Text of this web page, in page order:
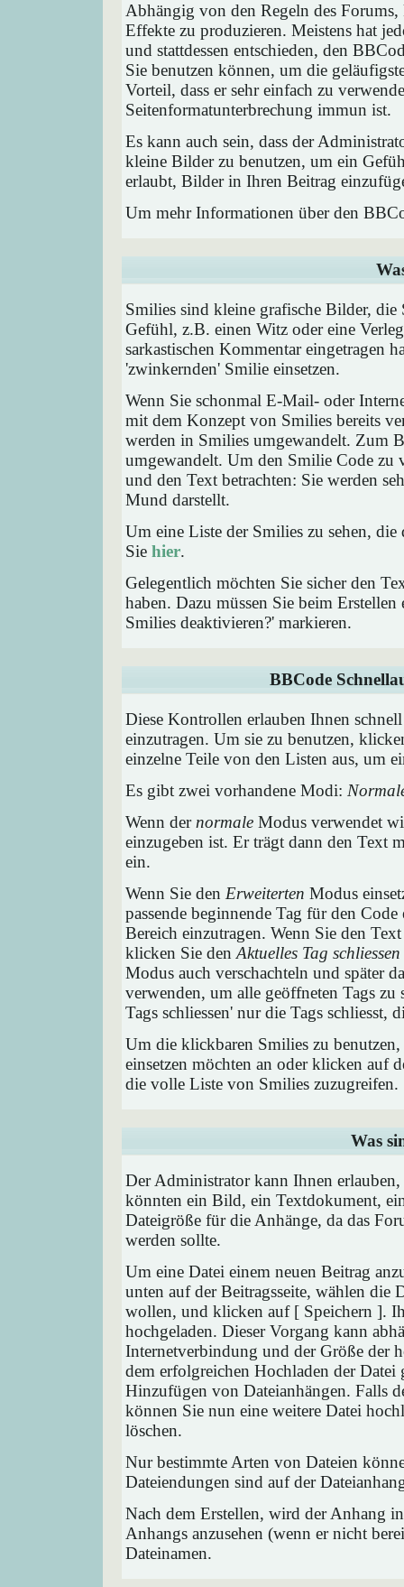
Abhängig von den Regeln des
Effekte zu produzieren. Meistens hat
und stattdessen entschieden, den
Sie benutzen können, um die
Vorteil, dass er sehr einfach zu
Seitenformatunterbrechung immun ist.
Es kann auch sein, dass der
kleine Bilder zu benutzen, um ein
erlaubt, Bilder in Ihren Beitrag
Um mehr Informationen über den
Smilies sind kleine grafische Bilder,
Gefühl, z.B. einen Witz oder eine
sarkastischen Kommentar eingetragen
'zwinkernden' Smilie einsetzen.
Wenn Sie schonmal E-Mail- oder
mit dem Konzept von Smilies bereits
werden in Smilies umgewandelt. Zum
umgewandelt. Um den Smilie Code zu
und den Text betrachten: Sie werden
Mund darstellt.
Um eine Liste der Smilies zu sehen,
Sie hier.
Gelegentlich möchten Sie sicher den
haben. Dazu müssen Sie beim
Smilies deaktivieren?' markieren.
BBCode
Diese Kontrollen erlauben Ihnen
einzutragen. Um sie zu benutzen,
einzelne Teile von den Listen aus, um
Es gibt zwei vorhandene Modi:
Wenn der normale Modus verwendet
einzugeben ist. Er trägt dann den Text
ein.
Wenn Sie den Erweiterten Modus
passende beginnende Tag für den
Bereich einzutragen. Wenn Sie den
klicken Sie den Aktuelles Tag schliessen
Modus auch verschachteln und später
verwenden, um alle geöffneten Tags
Tags schliessen' nur die Tags
Um die klickbaren Smilies zu
einsetzen möchten an oder klicken auf
die volle Liste von Smilies zuzugreifen.
Was
Der Administrator kann Ihnen
könnten ein Bild, ein Textdokument,
Dateigröße für die Anhänge, da das
werden sollte.
Um eine Datei einem neuen Beitrag
unten auf der Beitragsseite, wählen
wollen, und klicken auf [ Speichern ].
hochgeladen. Dieser Vorgang kann
Internetverbindung und der Größe der
dem erfolgreichen Hochladen der
Hinzufügen von Dateianhängen. Falls
können Sie nun eine weitere Datei
löschen.
Nur bestimmte Arten von Dateien
Dateiendungen sind auf der
Nach dem Erstellen, wird der Anhang
Anhangs anzusehen (wenn er nicht
Dateinamen.